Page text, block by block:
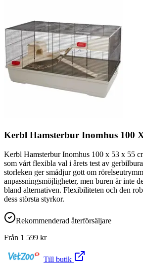
Kerbl Hamsterbur Inomhus 100
Kerbl Hamsterbur Inomhus 100 x 53 x 55
som vårt flexibla val i årets test av
storleken ger smådjur gott om
anpassningsmöjligheter, men buren är inte
bland alternativen. Flexibiliteten och den
dess största styrkor.
Rekommenderad återförsäljare
Från 1 599 kr
Till butik